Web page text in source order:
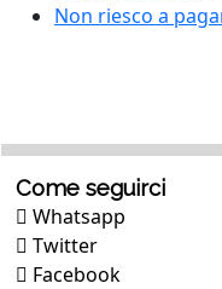
Non riesco a
Come seguirci
Whatsapp
Twitter
Facebook